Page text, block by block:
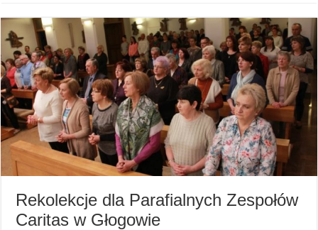
Rekolekcje dla Parafialnych Zespołów
Caritas w Głogowie